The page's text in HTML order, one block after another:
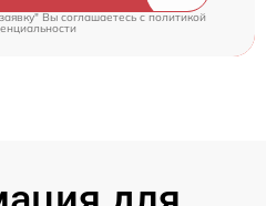
Вы соглашаетесь cполитикой